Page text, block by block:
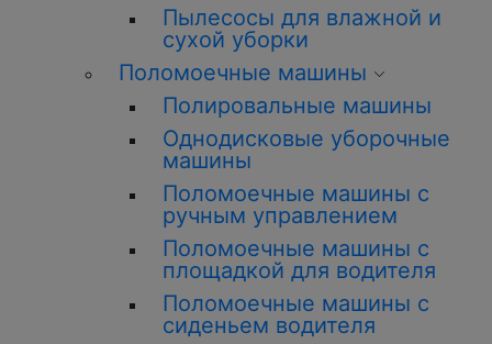
Пылесосы для влажной и
сухой уборки
Поломоечные машины
Полировальные машины
Однодисковые уборочные
машины
Поломоечные машины с
ручным управлением
Поломоечные машины с
площадкой для водителя
Поломоечные машины с
сиденьем водителя